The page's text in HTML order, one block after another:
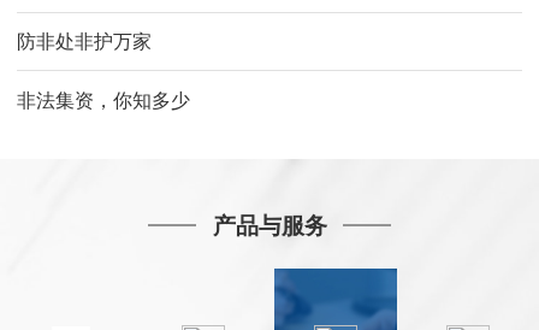
防非处非护万家
非法集资，你知多少
产品与服务